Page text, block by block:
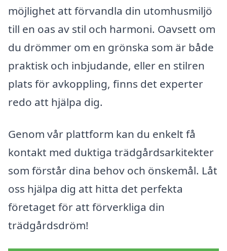
möjlighet att förvandla din utomhusmiljö
till en oas av stil och harmoni. Oavsett om
du drömmer om en grönska som är både
praktisk och inbjudande, eller en stilren
plats för avkoppling, finns det experter
redo att hjälpa dig.
Genom vår plattform kan du enkelt få
kontakt med duktiga trädgårdsarkitekter
som förstår dina behov och önskemål. Låt
oss hjälpa dig att hitta det perfekta
företaget för att förverkliga din
trädgårdsdröm!